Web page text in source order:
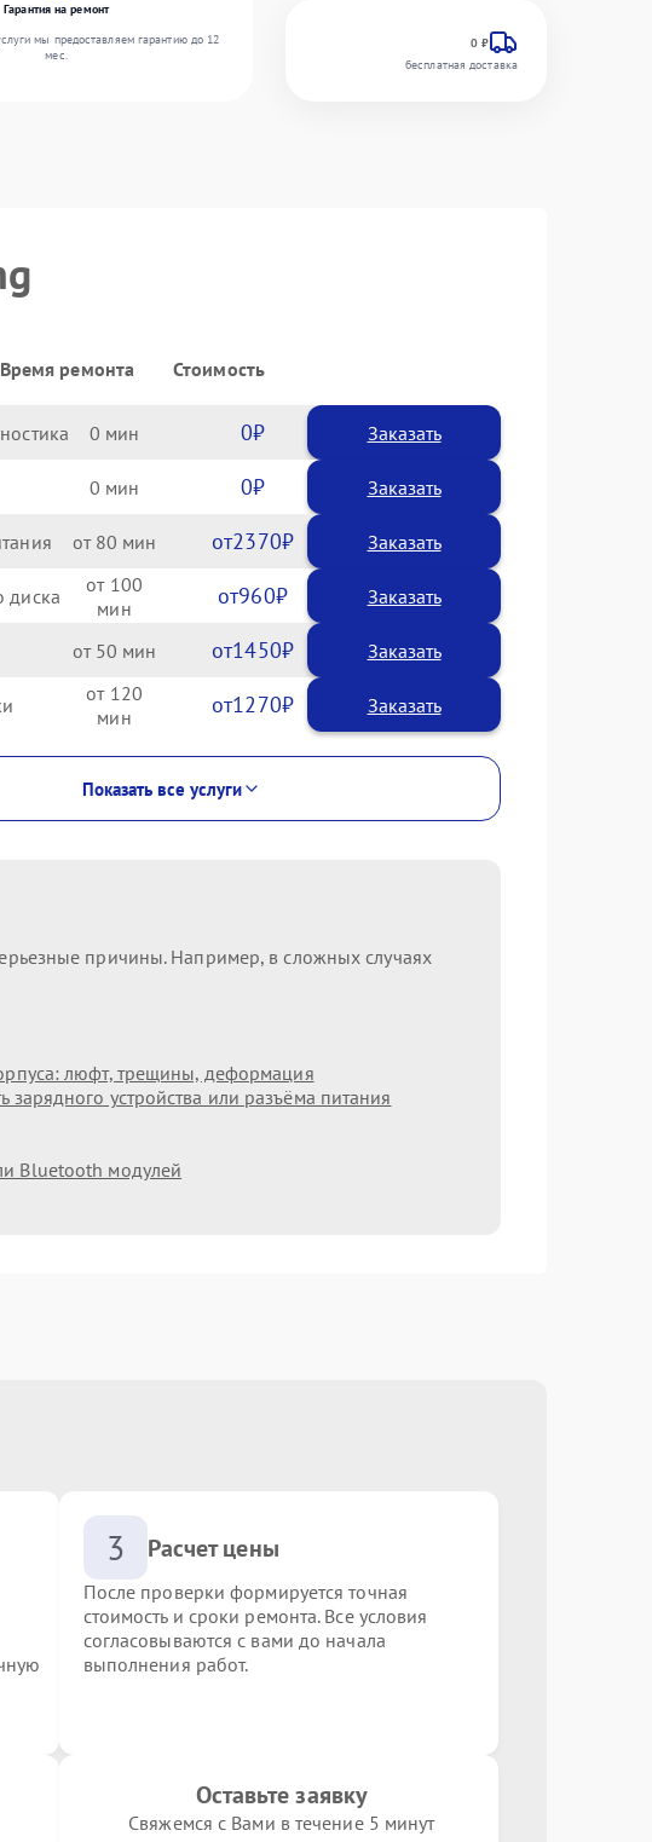
Гарантия на ремонт
мы предоставляем гарантию до 12
мес.
0 ₽
бесплатная доставка
Время ремонта Стоимость
0 0 Заказать
0 0 Заказать
80 2370
диска 100 960
50 1450
120 1270
Показать все услуги
причины. Например, в сложных случаях
люфт, трещины, деформация
зарядного устройства или разъёма питания
Bluetooth модулей
3 Расчет цены
После проверки формируется точная
стоимость и сроки ремонта. Все условия
согласовываются с вами до начала
выполнения работ.
Оставьте заявку
Свяжемся с Вами в течение 5 минут